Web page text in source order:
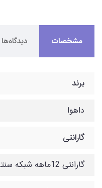
مشخصات دیدگاه‌ها
برند
داهوا
گارانتی
گارانتی 12ماهه شبکه سنتر